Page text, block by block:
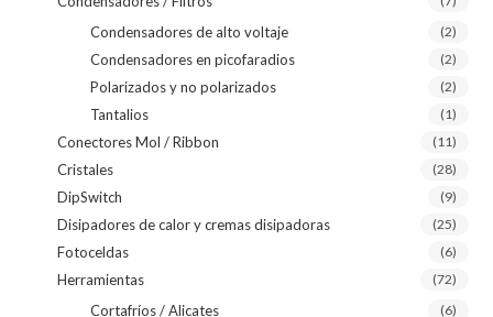
Condensadores de alto voltaje (2)
Condensadores en picofaradios (2)
Polarizados y no polarizados (2)
Tantalios (1)
Conectores Mol / Ribbon (11)
Cristales (28)
DipSwitch (9)
Disipadores de calor y cremas disipadoras (25)
Fotoceldas (6)
Herramientas (72)
Cortafríos / Alicates (6)